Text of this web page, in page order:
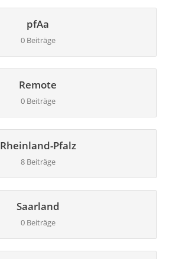
pfAa
0 Beiträge
Remote
0 Beiträge
Rheinland-Pfalz
8 Beiträge
Saarland
0 Beiträge